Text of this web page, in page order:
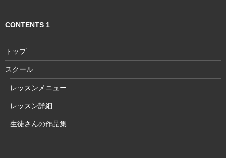
CONTENTS 1
トップ
スクール
レッスンメニュー
レッスン詳細
生徒さんの作品集